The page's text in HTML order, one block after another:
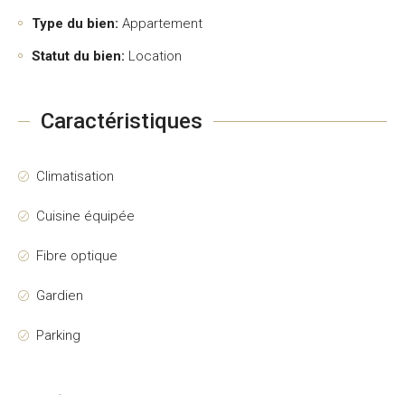
Type du bien: Appartement
Statut du bien: Location
Caractéristiques
Climatisation
Cuisine équipée
Fibre optique
Gardien
Parking